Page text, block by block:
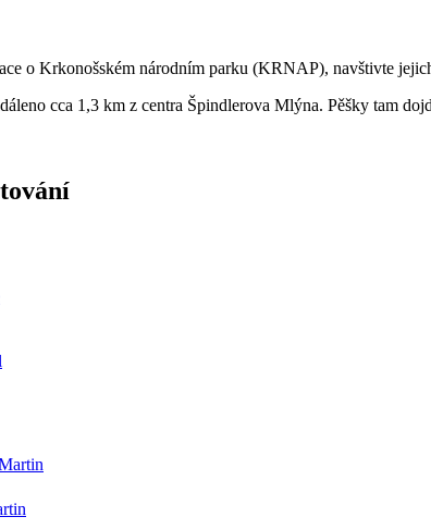
o Krkonošském národním parku (KRNAP), navštivte
cca 1,3 km z centra Špindlerova Mlýna. Pěšky tam